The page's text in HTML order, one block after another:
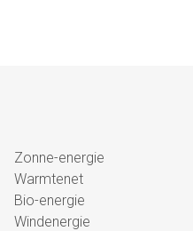
Zonne-energie
Warmtenet
Bio-energie
Windenergie